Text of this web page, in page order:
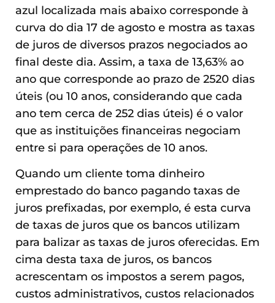
azul localizada mais abaixo corresponde à
curva do dia 17 de agosto e mostra as taxas
de juros de diversos prazos negociados ao
final deste dia. Assim, a taxa de 13,63% ao
ano que corresponde ao prazo de 2520 dias
úteis (ou 10 anos, considerando que cada
ano tem cerca de 252 dias úteis) é o valor
que as instituições financeiras negociam
entre si para operações de 10 anos.
Quando um cliente toma dinheiro
emprestado do banco pagando taxas de
juros prefixadas, por exemplo, é esta curva
de taxas de juros que os bancos utilizam
para balizar as taxas de juros oferecidas. Em
cima desta taxa de juros, os bancos
acrescentam os impostos a serem pagos,
custos administrativos, custos relacionados